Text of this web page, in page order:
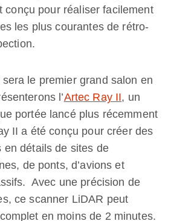
conçu pour réaliser facilement
les plus courantes de rétro-
le premier grand salon en
l’Artec Ray II, un
portée lancé plus récemment
II a été conçu pour créer des
en détails de sites de
de ponts, d’avions et
Avec une précision de
ce scanner LiDAR peut
en moins de 2 minutes.